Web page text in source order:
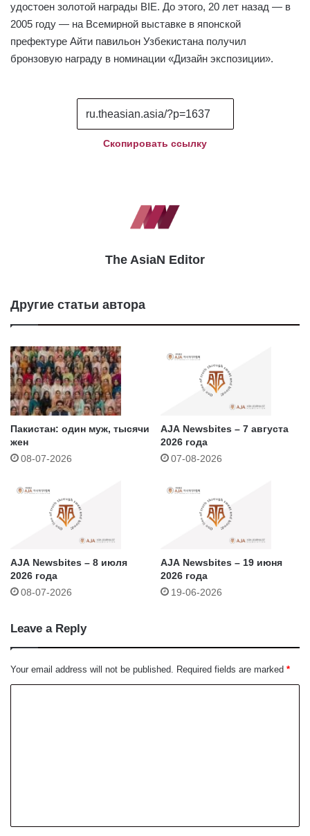
удостоен золотой награды BIE. До этого, 20 лет назад — в
2005 году — на Всемирной выставке в японской
префектуре Айти павильон Узбекистана получил
бронзовую награду в номинации «Дизайн экспозиции».
Скопировать ссылку
The AsiaN Editor
Другие статьи автора
Пакистан: один муж, тысячи
жен
08-07-2026
AJA Newsbites – 7 августа
2026 года
07-08-2026
AJA Newsbites – 8 июля
2026 года
08-07-2026
AJA Newsbites – 19 июня
2026 года
19-06-2026
Leave a Reply
Your email address will not be published. Required fields are marked *